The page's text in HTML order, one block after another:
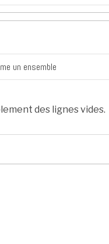
des lignes vides.